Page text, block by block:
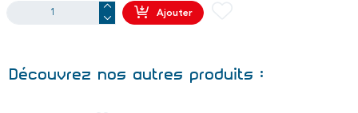
résistance à l'humidité et au chlore
Ajouter
Découvrez nos autres produits :